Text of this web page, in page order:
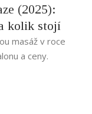
(2025):
kolik stojí
masáž v roce
a ceny.